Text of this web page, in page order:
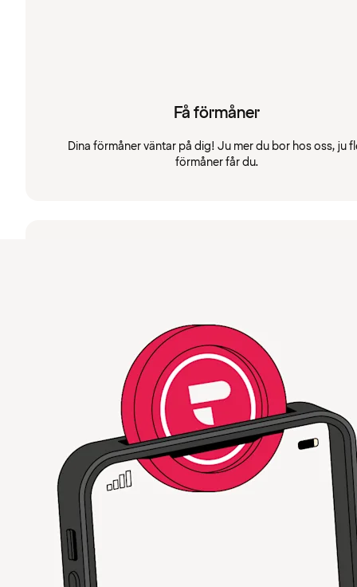
Få förmåner
Dina förmåner väntar på dig! Ju mer du bor hos oss, ju
förmåner får du.